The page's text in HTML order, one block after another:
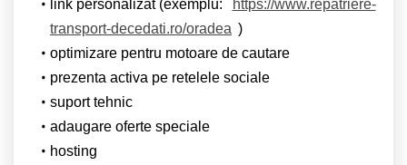
link personalizat (exemplu:
https://www.repatriere-
transport-decedati.ro/oradea )
optimizare pentru motoare de cautare
prezenta activa pe retelele sociale
suport tehnic
adaugare oferte speciale
hosting